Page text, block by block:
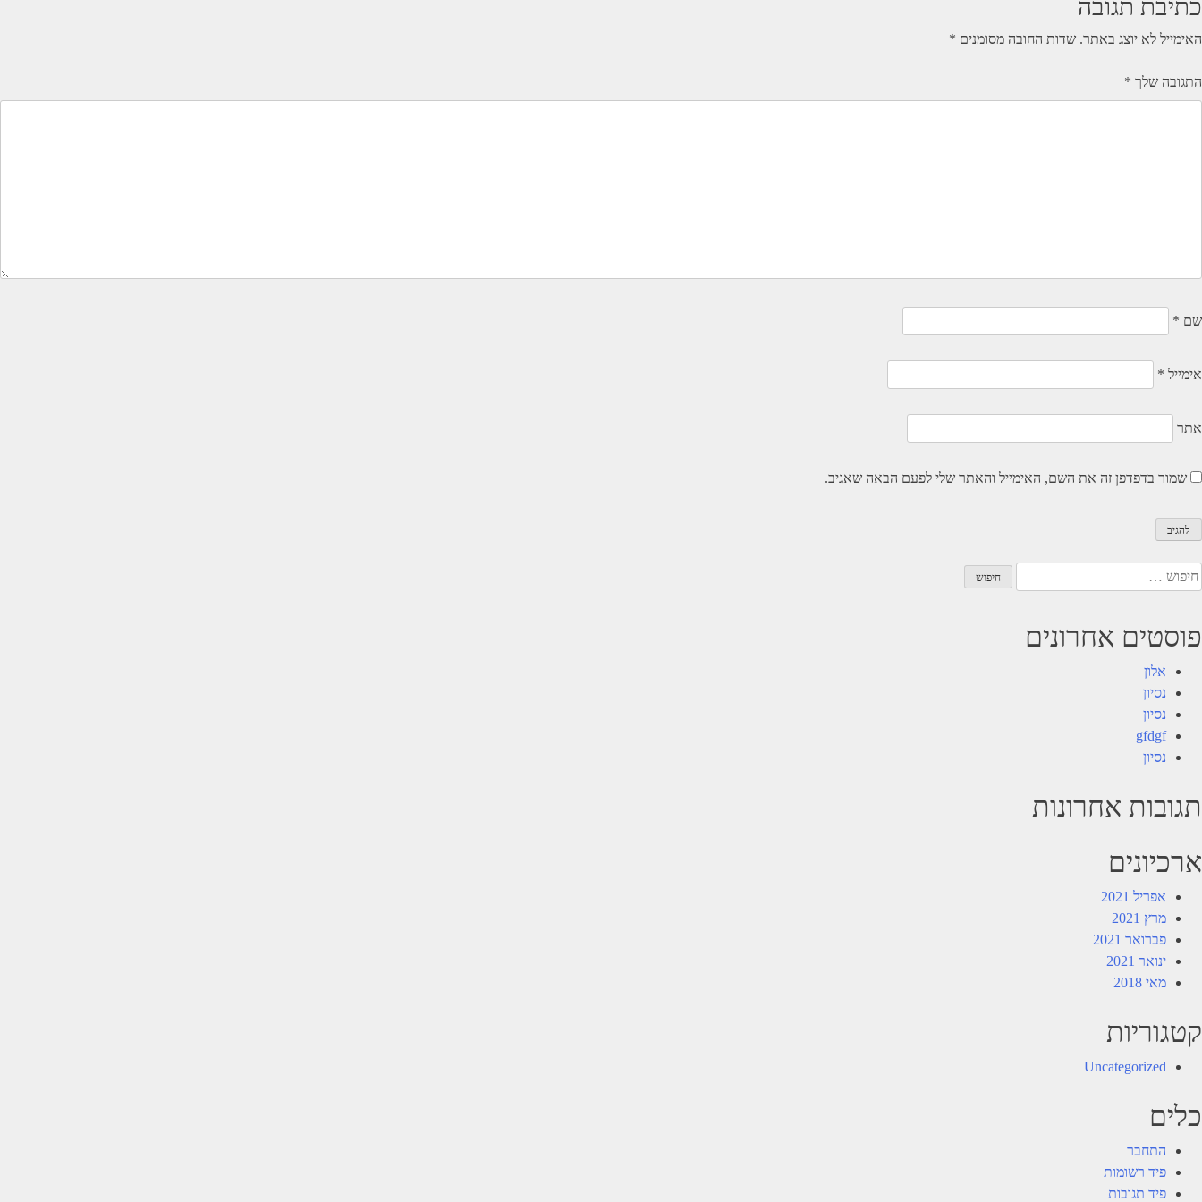
כתיבת תגובה
האימייל לא יוצג באתר. שדות החובה מסומנים *
התגובה שלך *
שם *
אימייל *
אתר
שמור בדפדפן זה את השם, האימייל והאתר שלי לפעם הבאה שאגיב.
חיפוש:
פוסטים אחרונים
אלון
נסיון
נסיון
gfdgf
נסיון
תגובות אחרונות
ארכיונים
אפריל 2021
מרץ 2021
פברואר 2021
ינואר 2021
מאי 2018
קטגוריות
Uncategorized
כלים
התחבר
פיד רשומות
פיד תגובות